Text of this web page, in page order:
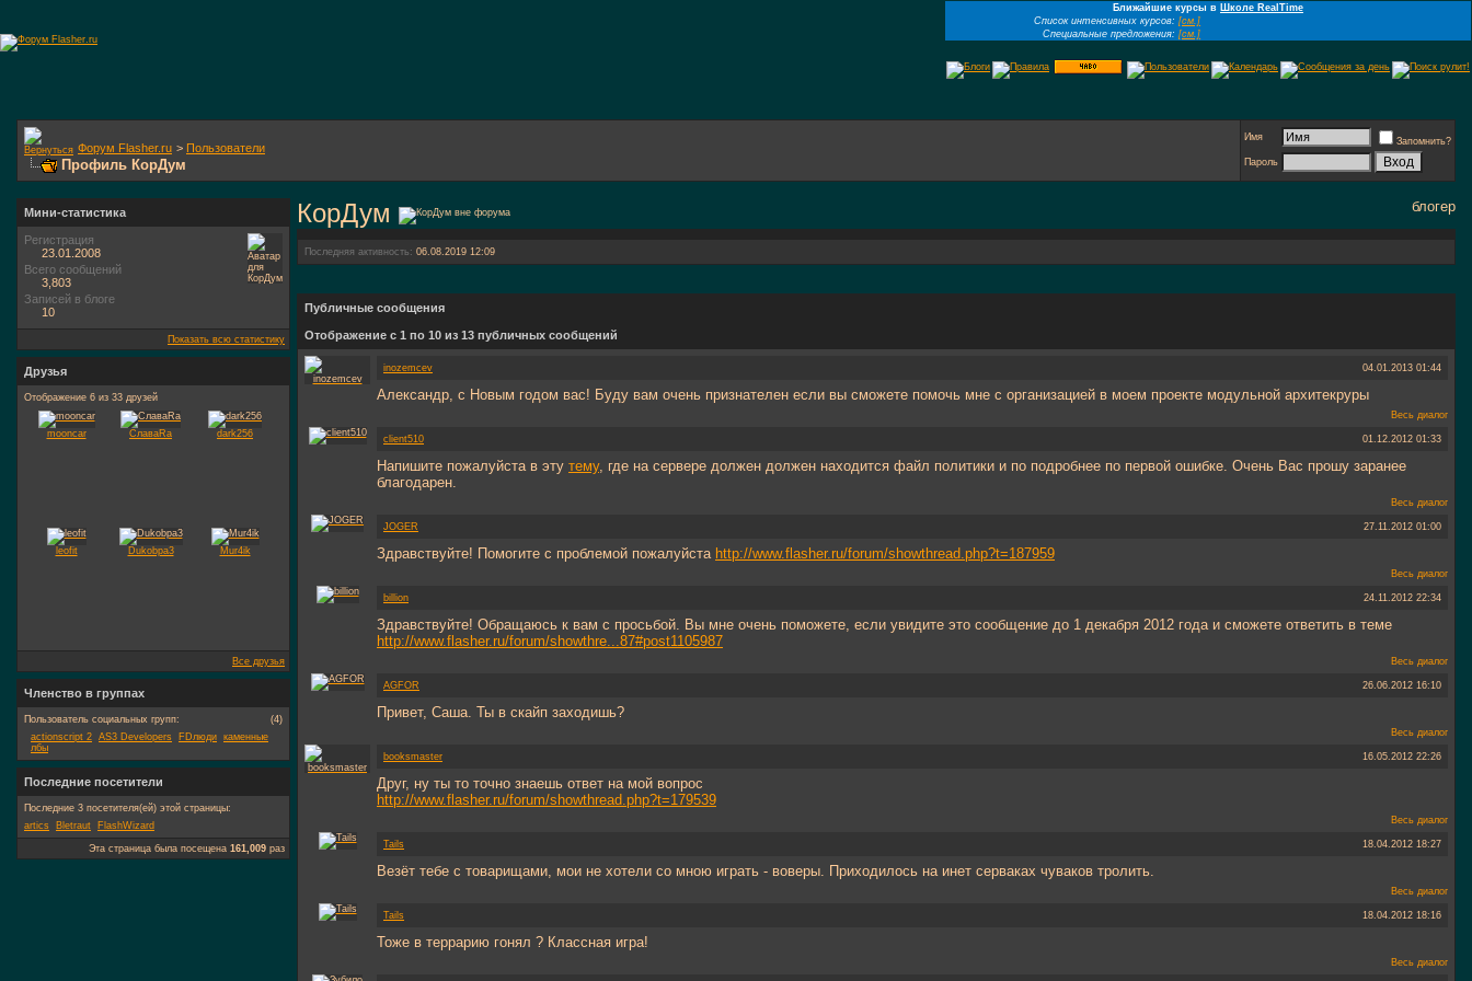
Ближайшие курсы в Школе RealTime
Список интенсивных курсов: [см.]
Специальные предложения: [см.]
Форум Flasher.ru > Пользователи
Профиль КорДум
Имя
Запомнить?
Пароль
блогер
КорДум
Последняя активность: 06.08.2019 12:09
Публичные сообщения
Отображение с 1 по 10 из 13 публичных сообщений
04.01.2013 01:44
inozemcev
Александр, с Новым годом вас! Буду вам очень признателен если вы сможете помочь мне с организацией в моем проекте модульной архитекруры
Весь диалог
01.12.2012 01:33
client510
Напишите пожалуйста в эту тему, где на сервере должен должен находится файл политики и по подробнее по первой ошибке. Очень Вас прошу заранее
благодарен.
Весь диалог
27.11.2012 01:00
JOGER
Здравствуйте! Помогите с проблемой пожалуйста http://www.flasher.ru/forum/showthread.php?t=187959
Весь диалог
24.11.2012 22:34
billion
Здравствуйте! Обращаюсь к вам с просьбой. Вы мне очень поможете, если увидите это сообщение до 1 декабря 2012 года и сможете ответить в теме
http://www.flasher.ru/forum/showthre...87#post1105987
Весь диалог
26.06.2012 16:10
AGFOR
Привет, Саша. Ты в скайп заходишь?
Весь диалог
16.05.2012 22:26
booksmaster
Друг, ну ты то точно знаешь ответ на мой вопрос
http://www.flasher.ru/forum/showthread.php?t=179539
Весь диалог
18.04.2012 18:27
Tails
Везёт тебе с товарищами, мои не хотели со мною играть - воверы. Приходилось на инет серваках чуваков тролить.
Весь диалог
18.04.2012 18:16
Tails
Тоже в террарию гонял ? Классная игра!
Весь диалог
Мини-статистика
Регистрация
23.01.2008
Всего сообщений
3,803
Записей в блоге
10
Показать всю статистику
Друзья
Отображение 6 из 33 друзей
mooncar СлаваRa dark256
leofit Dukobpa3 Mur4ik
Все друзья
Членство в группах
(4)
Пользователь социальных групп:
actionscript 2 AS3 Developers FDлюди каменные
лбы
Последние посетители
Последние 3 посетителя(ей) этой страницы:
artics
Bletraut FlashWizard
Эта страница была посещена 161,009 раз